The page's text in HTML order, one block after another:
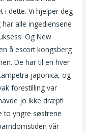
i dette. Vi hjelper deg
alle ingediensene
Og New
å escort kongsberg
De har til en hver
japonica, og
forestilling var
jo ikke dræpt!
to yngre søstrene
vår